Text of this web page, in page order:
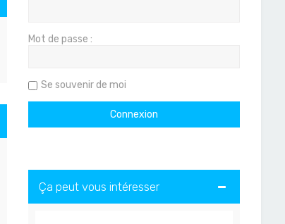
Mot de passe :
Se souvenir de moi
Ça peut vous intéresser